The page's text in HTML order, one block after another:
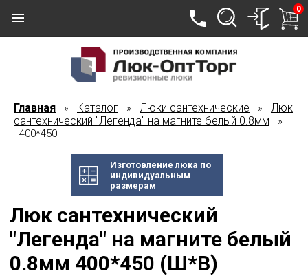
0
Главная » Каталог » Люки сантехнические » Люк
сантехнический "Легенда" на магните белый 0.8мм »
400*450
Изготовление люка по
индивидуальным
размерам
Люк сантехнический
"Легенда" на магните белый
0.8мм 400*450 (Ш*В)